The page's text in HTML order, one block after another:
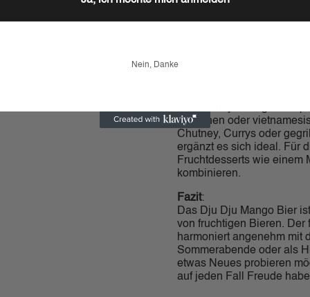
Gluten (aus
Kann Spuren von
Das Dju Dju Mango Bier
indischen oder
Chutney, Currys oder
ergänzt es sich ideal. Für
Fruchtdesserts wie einem
kombinieren.
Fazit:
Das Dju Dju Mango Bier
von fruchtigen Bieren. Der
harmoniert angenehm mit
Sommerabende oder als
etwas Neues probieren
auf jeden Fall Freude
Nein, Danke